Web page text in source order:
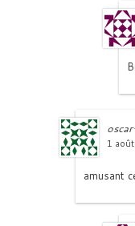
1
amusant